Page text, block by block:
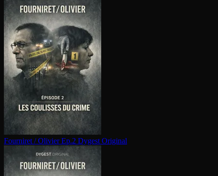
Fourniret / Olivier Ep.2 Dygest Original